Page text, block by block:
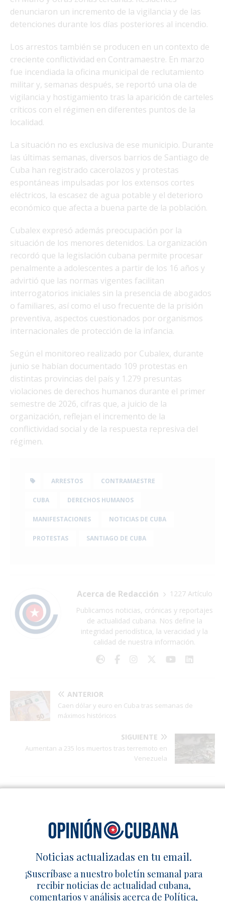
denunciaron un incremento de la vigilancia y de las
detenciones durante los días posteriores al incendio.
Los arrestos también se producen en un contexto de
creciente conflictividad en Contramaestre. En marzo
fue incendiada la oficina municipal de reclutamiento
militar y, semanas después, se reportó una ola de
vigilancia y hostigamiento tras la aparición de carteles
críticos con el régimen en diferentes puntos de la
localidad.
La situación no es exclusiva de ese municipio. Durante
las últimas semanas, diversos barrios de Santiago de
Cuba han registrado cacerolazos y protestas
espontáneas impulsadas por los extensos cortes
eléctricos, la escasez de agua potable y el deterioro
económico que afecta a buena parte de la población.
Cubalex expresó además preocupación por la
situación de los menores detenidos. La organización
recordó que la legislación cubana permite procesar
penalmente a adolescentes a partir de los 16 años y
advirtió que las normas vigentes facilitan
interrogatorios iniciales sin la presencia de abogados
o familiares, así como el uso frecuente de la prisión
preventiva, aspectos cuestionados por organismos
internacionales de protección de la infancia.
Según el monitoreo realizado por Cubalex, durante
junio se habían documentado 109 protestas en
distintas provincias del país y 1.279 presuntas
violaciones de derechos humanos durante el primer
semestre de 2026, cifras que, a juicio de la
organización, reflejan el incremento de la
conflictividad social y de la respuesta represiva del
régimen.
ARRESTOS CONTRAMAESTRE
CUBA DERECHOS HUMANOS
MANIFESTACIONES NOTICIAS DE CUBA
PROTESTAS SANTIAGO DE CUBA
Acerca de Redacción
1227 Artículo
Publicamos noticias, crónicas y reportajes
de actualidad cubana. Nos define la
integridad periodística, la veracidad y la
calidad de nuestra información.
ANTERIOR
Caen dólar y euro en Cuba tras semanas de
máximos históricos
SIGUIENTE
Aumentan a 235 los muertos tras terremoto en
Venezuela
Denuncian “potro de tortura” en Kilo
8
Fallece Yolanda Santana Ayala, Dama
de Blanco y exprisionera política
cubana
Noticias actualizadas en tu email.
¡Suscríbase a nuestro boletín semanal para
recibir noticias de actualidad cubana,
comentarios y análisis acerca de Política,